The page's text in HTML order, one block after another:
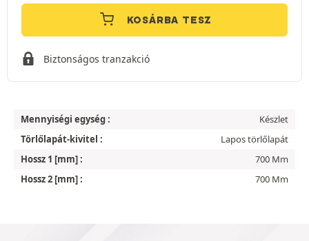
KOSÁRBA TESZ
Biztonságos tranzakció
Mennyiségi egység :
Készlet
Törlőlapát-kivitel :
Lapos törlőlapát
Hossz 1 [mm] :
700 Mm
Hossz 2 [mm] :
700 Mm